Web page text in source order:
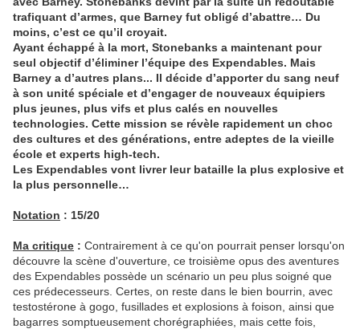
trafiquant d’armes, que Barney fut obligé d’abattre… Du
moins, c’est ce qu’il croyait.
Ayant échappé à la mort, Stonebanks a maintenant pour
seul objectif d’éliminer l’équipe des Expendables. Mais
Barney a d’autres plans... Il décide d’apporter du sang neuf
à son unité spéciale et d’engager de nouveaux équipiers
plus jeunes, plus vifs et plus calés en nouvelles
technologies. Cette mission se révèle rapidement un choc
des cultures et des générations, entre adeptes de la vieille
école et experts high-tech.
Les Expendables vont livrer leur bataille la plus explosive et
la plus personnelle…
Notation : 15/20
Ma critique : Contrairement à ce qu'on pourrait penser lorsqu'on
découvre la scène d'ouverture, ce troisième opus des aventures
des Expendables possède un scénario un peu plus soigné que
ces prédecesseurs. Certes, on reste dans le bien bourrin, avec
testostérone à gogo, fusillades et explosions à foison, ainsi que
bagarres somptueusement chorégraphiées, mais cette fois,